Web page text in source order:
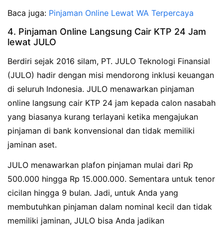
Baca juga: Pinjaman Online Lewat WA Terpercaya
4. Pinjaman Online Langsung Cair KTP 24 Jam
lewat JULO
Berdiri sejak 2016 silam, PT. JULO Teknologi Finansial
(JULO) hadir dengan misi mendorong inklusi keuangan
di seluruh Indonesia. JULO menawarkan pinjaman
online langsung cair KTP 24 jam kepada calon nasabah
yang biasanya kurang terlayani ketika mengajukan
pinjaman di bank konvensional dan tidak memiliki
jaminan aset.
JULO menawarkan plafon pinjaman mulai dari Rp
500.000 hingga Rp 15.000.000. Sementara untuk tenor
cicilan hingga 9 bulan. Jadi, untuk Anda yang
membutuhkan pinjaman dalam nominal kecil dan tidak
memiliki jaminan, JULO bisa Anda jadikan